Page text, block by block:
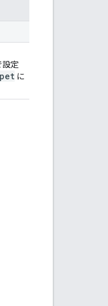
設定
に